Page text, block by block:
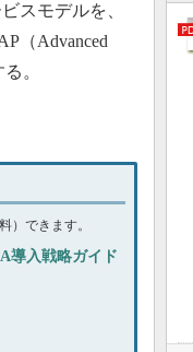
スモデルを、
（Advanced
。
）できます。
導入戦略ガイド